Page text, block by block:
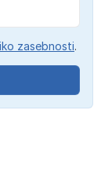
zasebnosti.